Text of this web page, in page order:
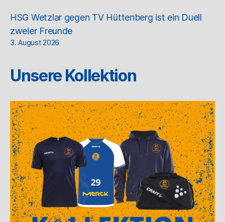
HSG Wetzlar gegen TV Hüttenberg ist ein Duell
zweier Freunde
3. August 2026
Unsere Kollektion